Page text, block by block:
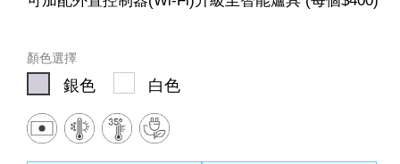
顏色選擇
銀色 白色